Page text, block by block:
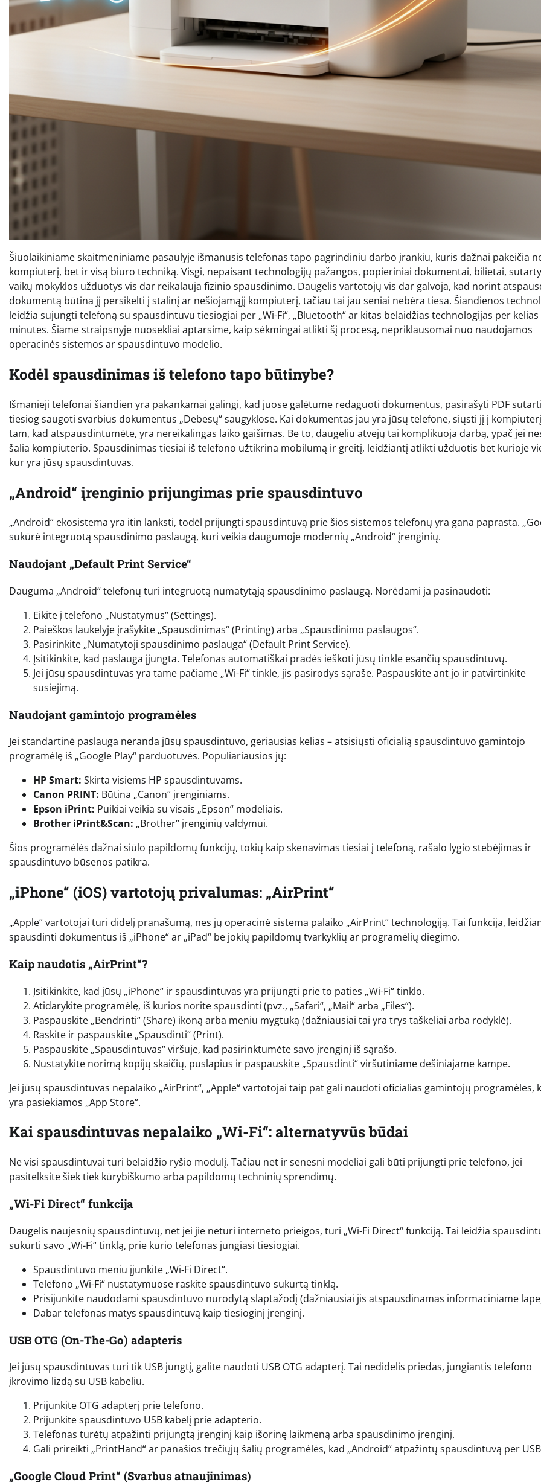
Šiuolaikiniame skaitmeniniame pasaulyje išmanusis telefonas tapo pagrindiniu darbo įrankiu, kuris dažnai pakeičia
kompiuterį, bet ir visą biuro techniką. Visgi, nepaisant technologijų pažangos, popieriniai dokumentai, bilietai,
vaikų mokyklos užduotys vis dar reikalauja fizinio spausdinimo. Daugelis vartotojų vis dar galvoja, kad norint
dokumentą būtina jį persikelti į stalinį ar nešiojamąjį kompiuterį, tačiau tai jau seniai nebėra tiesa. Šiandienos
leidžia sujungti telefoną su spausdintuvu tiesiogiai per „Wi-Fi“, „Bluetooth“ ar kitas belaidžias technologijas per kelias
minutes. Šiame straipsnyje nuosekliai aptarsime, kaip sėkmingai atlikti šį procesą, nepriklausomai nuo naudojamos
operacinės sistemos ar spausdintuvo modelio.
Kodėl spausdinimas iš telefono tapo būtinybe?
Išmanieji telefonai šiandien yra pakankamai galingi, kad juose galėtume redaguoti dokumentus, pasirašyti PDF
tiesiog saugoti svarbius dokumentus „Debesų“ saugyklose. Kai dokumentas jau yra jūsų telefone, siųsti jį į
tam, kad atspausdintumėte, yra nereikalingas laiko gaišimas. Be to, daugeliu atvejų tai komplikuoja darbą, ypač jei
šalia kompiuterio. Spausdinimas tiesiai iš telefono užtikrina mobilumą ir greitį, leidžiantį atlikti užduotis bet kurioje
kur yra jūsų spausdintuvas.
„Android“ įrenginio prijungimas prie spausdintuvo
„Android“ ekosistema yra itin lanksti, todėl prijungti spausdintuvą prie šios sistemos telefonų yra gana paprasta.
sukūrė integruotą spausdinimo paslaugą, kuri veikia daugumoje modernių „Android“ įrenginių.
Naudojant „Default Print Service“
Dauguma „Android“ telefonų turi integruotą numatytąją spausdinimo paslaugą. Norėdami ja pasinaudoti:
Eikite į telefono „Nustatymus“ (Settings).
Paieškos laukelyje įrašykite „Spausdinimas“ (Printing) arba „Spausdinimo paslaugos“.
Pasirinkite „Numatytoji spausdinimo paslauga“ (Default Print Service).
Įsitikinkite, kad paslauga įjungta. Telefonas automatiškai pradės ieškoti jūsų tinkle esančių spausdintuvų.
Jei jūsų spausdintuvas yra tame pačiame „Wi-Fi“ tinkle, jis pasirodys sąraše. Paspauskite ant jo ir patvirtinkite
susiejimą.
Naudojant gamintojo programėles
Jei standartinė paslauga neranda jūsų spausdintuvo, geriausias kelias – atsisiųsti oficialią spausdintuvo gamintojo
programėlę iš „Google Play“ parduotuvės. Populiariausios jų:
HP Smart: Skirta visiems HP spausdintuvams.
Canon PRINT: Būtina „Canon“ įrenginiams.
Epson iPrint: Puikiai veikia su visais „Epson“ modeliais.
Brother iPrint&Scan: „Brother“ įrenginių valdymui.
Šios programėlės dažnai siūlo papildomų funkcijų, tokių kaip skenavimas tiesiai į telefoną, rašalo lygio stebėjimas ir
spausdintuvo būsenos patikra.
„iPhone“ (iOS) vartotojų privalumas: „AirPrint“
„Apple“ vartotojai turi didelį pranašumą, nes jų operacinė sistema palaiko „AirPrint“ technologiją. Tai funkcija,
spausdinti dokumentus iš „iPhone“ ar „iPad“ be jokių papildomų tvarkyklių ar programėlių diegimo.
Kaip naudotis „AirPrint“?
Įsitikinkite, kad jūsų „iPhone“ ir spausdintuvas yra prijungti prie to paties „Wi-Fi“ tinklo.
Atidarykite programėlę, iš kurios norite spausdinti (pvz., „Safari“, „Mail“ arba „Files“).
Paspauskite „Bendrinti“ (Share) ikoną arba meniu mygtuką (dažniausiai tai yra trys taškeliai arba rodyklė).
Raskite ir paspauskite „Spausdinti“ (Print).
Paspauskite „Spausdintuvas“ viršuje, kad pasirinktumėte savo įrenginį iš sąrašo.
Nustatykite norimą kopijų skaičių, puslapius ir paspauskite „Spausdinti“ viršutiniame dešiniajame kampe.
Jei jūsų spausdintuvas nepalaiko „AirPrint“, „Apple“ vartotojai taip pat gali naudoti oficialias gamintojų programėles,
yra pasiekiamos „App Store“.
Kai spausdintuvas nepalaiko „Wi-Fi“: alternatyvūs būdai
Ne visi spausdintuvai turi belaidžio ryšio modulį. Tačiau net ir senesni modeliai gali būti prijungti prie telefono, jei
pasitelksite šiek tiek kūrybiškumo arba papildomų techninių sprendimų.
„Wi-Fi Direct“ funkcija
Daugelis naujesnių spausdintuvų, net jei jie neturi interneto prieigos, turi „Wi-Fi Direct“ funkciją. Tai leidžia
sukurti savo „Wi-Fi“ tinklą, prie kurio telefonas jungiasi tiesiogiai.
Spausdintuvo meniu įjunkite „Wi-Fi Direct“.
Telefono „Wi-Fi“ nustatymuose raskite spausdintuvo sukurtą tinklą.
Prisijunkite naudodami spausdintuvo nurodytą slaptažodį (dažniausiai jis atspausdinamas informaciniame
Dabar telefonas matys spausdintuvą kaip tiesioginį įrenginį.
USB OTG (On-The-Go) adapteris
Jei jūsų spausdintuvas turi tik USB jungtį, galite naudoti USB OTG adapterį. Tai nedidelis priedas, jungiantis telefono
įkrovimo lizdą su USB kabeliu.
Prijunkite OTG adapterį prie telefono.
Prijunkite spausdintuvo USB kabelį prie adapterio.
Telefonas turėtų atpažinti prijungtą įrenginį kaip išorinę laikmeną arba spausdinimo įrenginį.
Gali prireikti „PrintHand“ ar panašios trečiųjų šalių programėlės, kad „Android“ atpažintų spausdintuvą per
„Google Cloud Print“ (Svarbus atnaujinimas)